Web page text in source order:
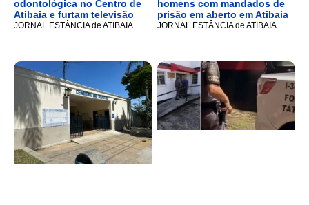
odontológica no Centro de
Atibaia e furtam televisão
JORNAL ESTÂNCIA de ATIBAIA
homens com mandados de
prisão em aberto em Atibaia
JORNAL ESTÂNCIA de ATIBAIA